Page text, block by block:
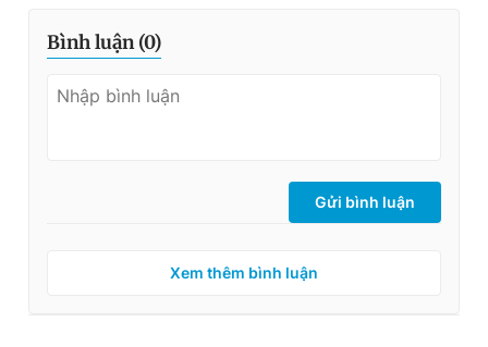
Bình luận (0)
Gửi bình luận
Xem thêm bình luận